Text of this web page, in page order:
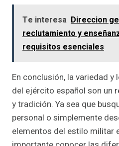
Te interesa Direccion
reclutamiento y
requisitos esenciales
En conclusión, la variedad
del ejército español son un
y tradición. Ya sea que
personal o simplemente
elementos del estilo militar